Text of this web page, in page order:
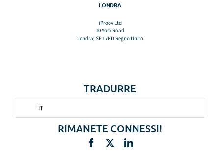
LONDRA
iProov Ltd
10 York Road
Londra, SE1 7ND Regno Unito
TRADURRE
IT
RIMANETE CONNESSI!